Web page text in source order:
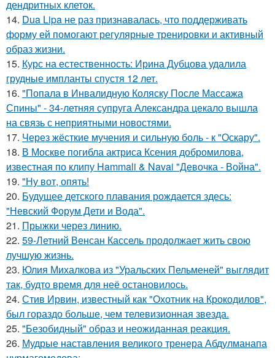
дендритных клеток.
14. Dua Lipa не раз признавалась, что поддерживать
форму ей помогают регулярные тренировки и активный
образ жизни.
15. Курс на естественность: Ирина Дубцова удалила
грудные импланты спустя 12 лет.
16. "Попала в Инвалидную Коляску После Массажа
Спины" - 34-летняя супруга Александра цекало вышла
на связь с неприятными новостями.
17. Через жёсткие мучения и сильную боль - к "Оскару".
18. В Москве погибла актриса Ксения добромилова,
известная по клипу Hammali & Navai "Девочка - Война".
19. "Ну вот, опять!
20. Будущее детского плавания рождается здесь:
"Невский Форум Дети и Вода".
21. Прыжки через линию.
22. 59-Летний Венсан Кассель продолжает жить свою
лучшую жизнь.
23. Юлия Михалкова из "Уральских Пельменей" выглядит
так, будто время для неё остановилось.
24. Стив Ирвин, известный как "Охотник на Крокодилов",
был гораздо больше, чем телевизионная звезда.
25. "Безобидный" образ и неожиданная реакция.
26. Мудрые наставления великого тренера Абдулманапа